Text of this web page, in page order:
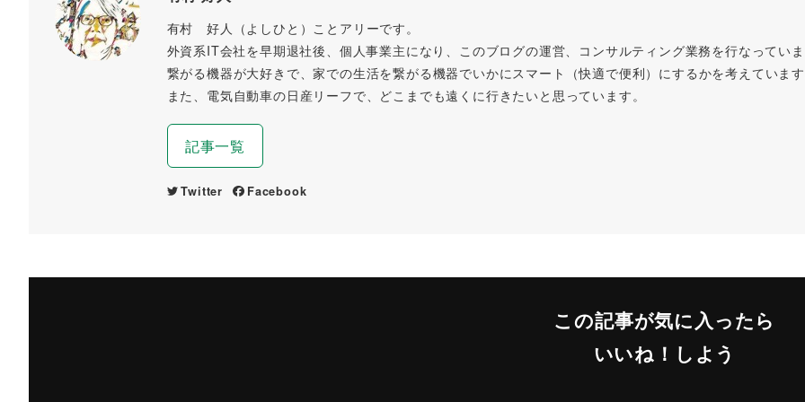
有村 好人（よしひと）ことアリーです。
外資系IT会社を早期退社後、個人事業主になり、このブログの運営、コンサルティング業務を行なっていま
繋がる機器が大好きで、家での生活を繋がる機器でいかにスマート（快適で便利）にするかを考えています
また、電気自動車の日産リーフで、どこまでも遠くに行きたいと思っています。
記事一覧
Twitter Facebook
この記事が気に入ったら
いいね！しよう